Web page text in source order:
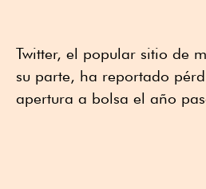
Twitter, el popular sitio de
su parte, ha reportado
apertura a bolsa el año